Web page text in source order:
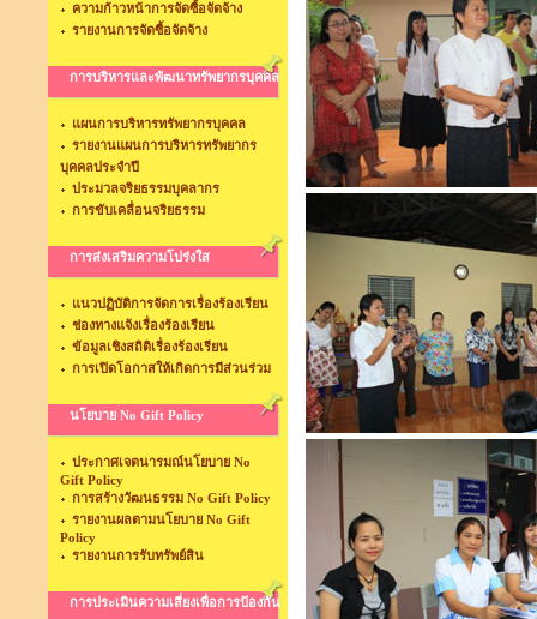
ความก้าวหน้าการจัดซื้อจัดจ้าง
รายงานการจัดซื้อจัดจ้าง
การบริหารและพัฒนาทรัพยากรบุคคล
แผนการบริหารทรัพยากรบุคคล
รายงานแผนการบริหารทรัพยากร
บุคคลประจำปี
ประมวลจริยธรรมบุคลากร
การขับเคลื่อนจริยธรรม
การส่งเสริมความโปร่งใส
แนวปฏิบัติการจัดการเรื่องร้องเรียน
ช่องทางแจ้งเรื่องร้องเรียน
ข้อมูลเชิงสถิติเรื่องร้องเรียน
การเปิดโอกาสให้เกิดการมีส่วนร่วม
นโยบาย No Gift Policy
ประกาศเจตนารมณ์นโยบาย No
Gift Policy
การสร้างวัฒนธรรม No Gift Policy
รายงานผลตามนโยบาย No Gift
Policy
รายงานการรับทรัพย์สิน
การประเมินความเสี่ยงเพื่อการป้องกัน